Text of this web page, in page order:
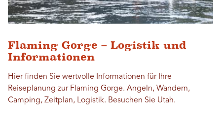
Flaming Gorge – Logistik und
Informationen
Hier finden Sie wertvolle Informationen für Ihre
Reiseplanung zur Flaming Gorge. Angeln, Wandern,
Camping, Zeitplan, Logistik. Besuchen Sie Utah.